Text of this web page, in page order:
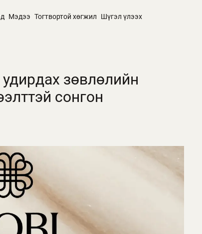
Мэдээ Тогтвортой хөгжил Шүгэл үлээх
зөвлөлийн
сонгон